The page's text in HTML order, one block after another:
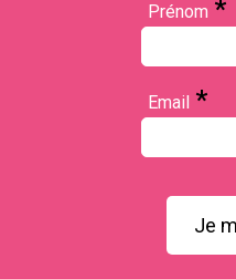
Prénom *
Email *
Je